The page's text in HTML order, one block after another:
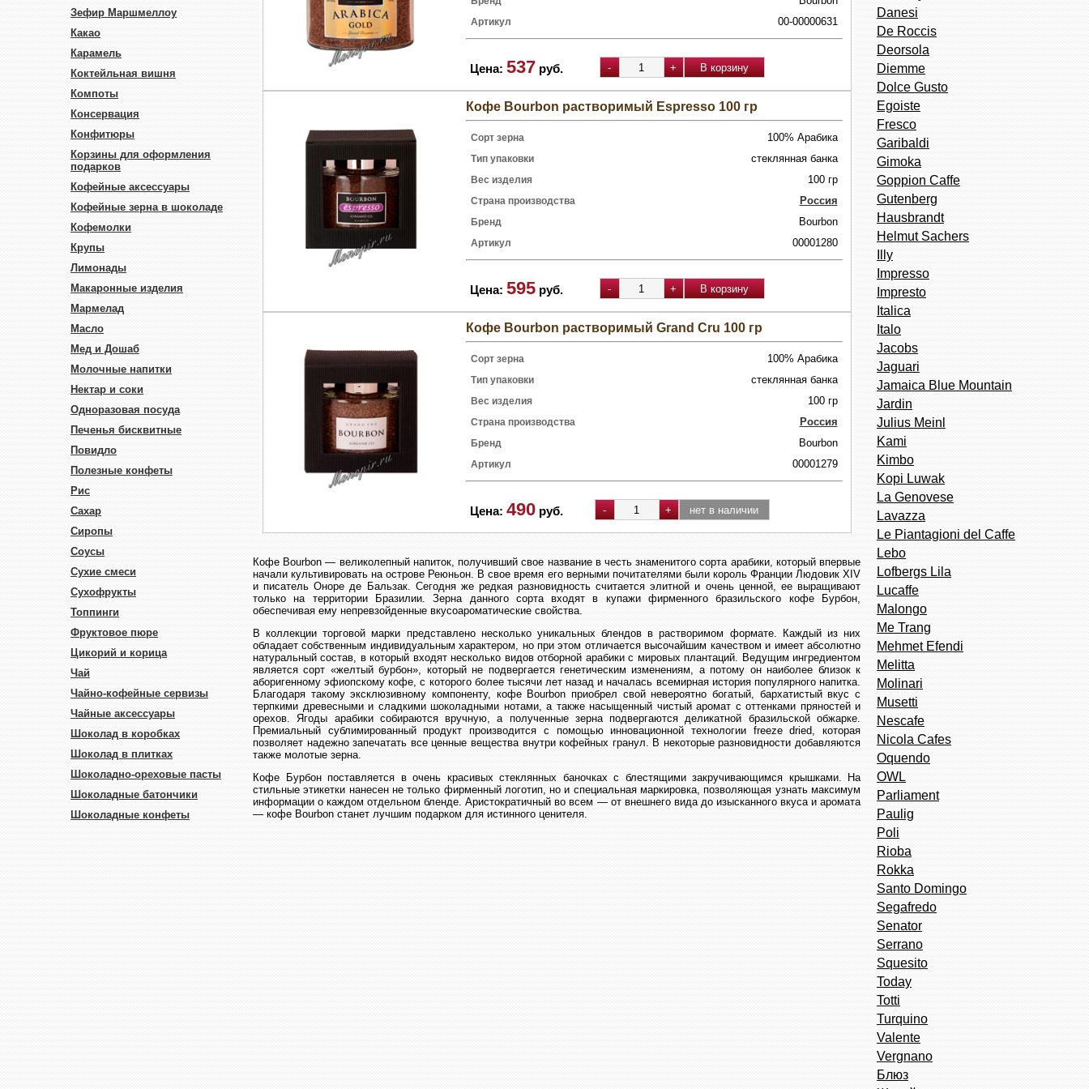
Зефир Маршмеллоу
Какао
Карамель
Коктейльная вишня
Компоты
Консервация
Конфитюры
Корзины для оформления
подарков
Кофейные аксессуары
Кофейные зерна в шоколаде
Кофемолки
Крупы
Лимонады
Макаронные изделия
Мармелад
Масло
Мед и Дошаб
Молочные напитки
Нектар и соки
Одноразовая посуда
Печенья бисквитные
Повидло
Полезные конфеты
Рис
Сахар
Сиропы
Соусы
Сухие смеси
Сухофрукты
Топпинги
Фруктовое пюре
Цикорий и корица
Чай
Чайно-кофейные сервизы
Чайные аксессуары
Шоколад в коробках
Шоколад в плитках
Шоколадно-ореховые пасты
Шоколадные батончики
Шоколадные конфеты
Артикул 00-00000631
Цена: 537 руб.
Кофе Bourbon растворимый Espresso 100 гр
Сорт зерна 100% Арабика
Тип упаковки стеклянная банка
Вес изделия 100 гр
Страна производства Россия
Бренд Bourbon
Артикул 00001280
Цена: 595 руб.
Кофе Bourbon растворимый Grand Cru 100 гр
Сорт зерна 100% Арабика
Тип упаковки стеклянная банка
Вес изделия 100 гр
Страна производства Россия
Бренд Bourbon
Артикул 00001279
Цена: 490 руб.
Кофе Bourbon — великолепный напиток, получивший свое название в честь знаменитого сорта арабики, который впервые
начали культивировать на острове Реюньон. В свое время его верными почитателями были король Франции Людовик XIV
и писатель Оноре де Бальзак. Сегодня же редкая разновидность считается элитной и очень ценной, ее выращивают
только на территории Бразилии. Зерна данного сорта входят в купажи фирменного бразильского кофе Бурбон,
обеспечивая ему непревзойденные вкусоароматические свойства.
В коллекции торговой марки представлено несколько уникальных блендов в растворимом формате. Каждый из них
обладает собственным индивидуальным характером, но при этом отличается высочайшим качеством и имеет абсолютно
натуральный состав, в который входят несколько видов отборной арабики с мировых плантаций. Ведущим ингредиентом
является сорт «желтый бурбон», который не подвергается генетическим изменениям, а потому он наиболее близок к
аборигенному эфиопскому кофе, с которого более тысячи лет назад и началась всемирная история популярного напитка.
Благодаря такому эксклюзивному компоненту, кофе Bourbon приобрел свой невероятно богатый, бархатистый вкус с
терпкими древесными и сладкими шоколадными нотами, а также насыщенный чистый аромат с оттенками пряностей и
орехов. Ягоды арабики собираются вручную, а полученные зерна подвергаются деликатной бразильской обжарке.
Премиальный сублимированный продукт производится с помощью инновационной технологии freeze dried, которая
позволяет надежно запечатать все ценные вещества внутри кофейных гранул. В некоторые разновидности добавляются
также молотые зерна.
Кофе Бурбон поставляется в очень красивых стеклянных баночках с блестящими закручивающимся крышками. На
стильные этикетки нанесен не только фирменный логотип, но и специальная маркировка, позволяющая узнать максимум
информации о каждом отдельном бленде. Аристократичный во всем — от внешнего вида до изысканного вкуса и аромата
— кофе Bourbon станет лучшим подарком для истинного ценителя.
Danesi
De Roccis
Deorsola
Diemme
Dolce Gusto
Egoiste
Fresco
Garibaldi
Gimoka
Goppion Caffe
Gutenberg
Hausbrandt
Helmut Sachers
Illy
Impresso
Impresto
Italica
Italo
Jacobs
Jaguari
Jamaica Blue Mountain
Jardin
Julius Meinl
Kami
Kimbo
Kopi Luwak
La Genovese
Lavazza
Le Piantagioni del Caffe
Lebo
Lofbergs Lila
Lucaffe
Malongo
Me Trang
Mehmet Efendi
Melitta
Molinari
Musetti
Nescafe
Nicola Cafes
Oquendo
OWL
Parliament
Paulig
Poli
Rioba
Rokka
Santo Domingo
Segafredo
Senator
Serrano
Squesito
Today
Totti
Turquino
Valente
Vergnano
Блюз